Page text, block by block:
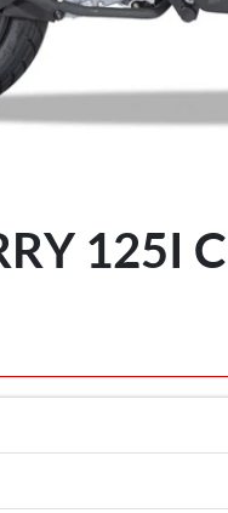
125I